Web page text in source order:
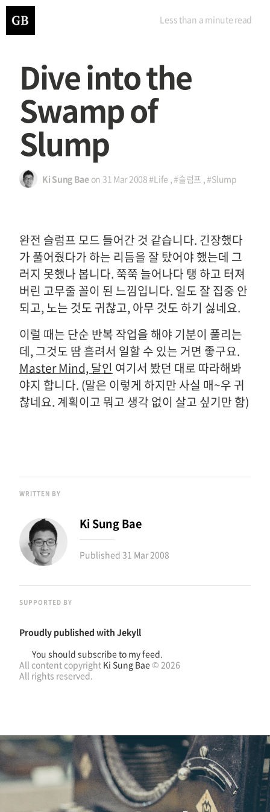
Dive into the
Swamp of
Slump
Ki Sung Baeon 31 Mar 2008#Life ,#슬럼프 ,#Slump
Less than a minute read
완전 슬럼프 모드 들어간 것 같습니다. 긴장했다
가 풀어줬다가 하는 리듬을 잘 탔어야 했는데 그
러지 못했나 봅니다. 쭉쭉 늘어나다 탱 하고 터져
버린 고무줄 꼴이 된 느낌입니다. 일도 잘 집중 안
되고, 노는 것도 귀찮고, 아무 것도 하기 싫네요.
이럴 때는 단순 반복 작업을 해야 기분이 풀리는
데, 그것도 땀 흘려서 일할 수 있는 거면 좋구요.
Master Mind, 달인 여기서 봤던 대로 따라해봐
야지 합니다. (말은 이렇게 하지만 사실 매~우 귀
찮네요. 계획이고 뭐고 생각 없이 살고 싶기만 함)
WRITTEN BY
Ki Sung Bae
Published 31 Mar 2008
SUPPORTED BY
Proudly published with Jekyll
You should subscribe to my feed.
All content copyright Ki Sung Bae© 2026
All rights reserved.